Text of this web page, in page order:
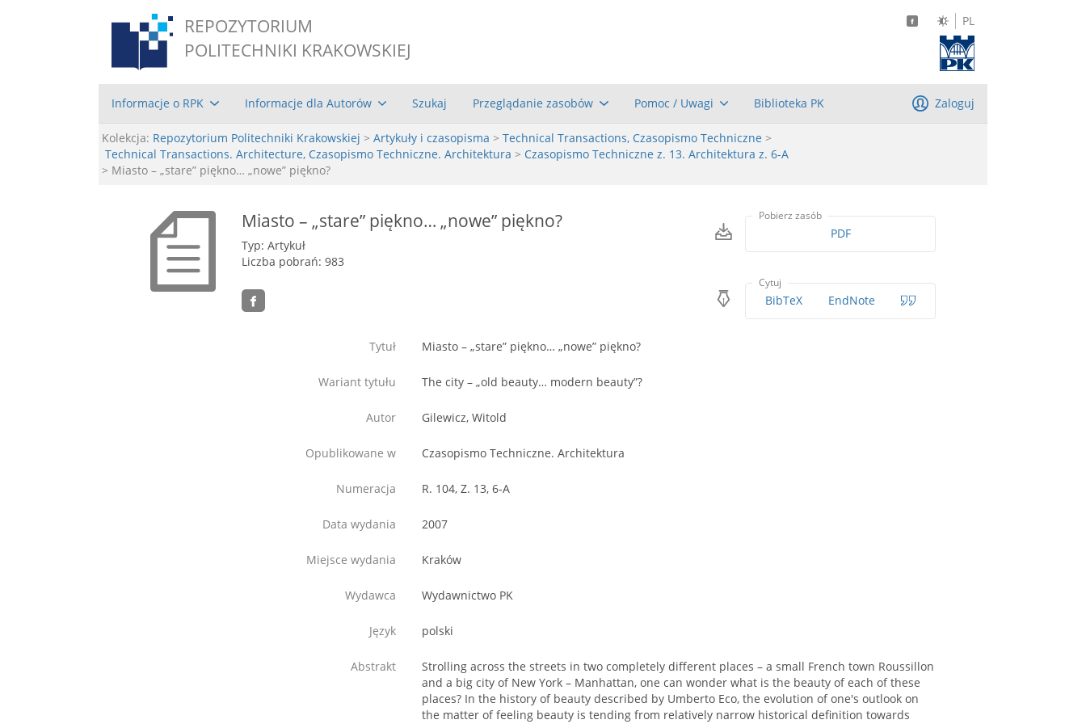
REPOZYTORIUM
POLITECHNIKI KRAKOWSKIEJ
PL
Informacje o RPK Informacje dla Autorów Szukaj Przeglądanie zasobów Pomoc / Uwagi Biblioteka PK Zaloguj
Kolekcja: Repozytorium Politechniki Krakowskiej > Artykuły i czasopisma > Technical Transactions, Czasopismo Techniczne >
Technical Transactions. Architecture, Czasopismo Techniczne. Architektura > Czasopismo Techniczne z. 13. Architektura z. 6-A
> Miasto – „stare” piękno… „nowe” piękno?
Miasto – „stare” piękno… „nowe” piękno?
Typ: Artykuł
Liczba pobrań: 983
Pobierz zasób
PDF
Cytuj
BibTeX EndNote
Tytuł Miasto – „stare” piękno… „nowe” piękno?
Wariant tytułu The city – „old beauty… modern beauty”?
Autor Gilewicz, Witold
Opublikowane w Czasopismo Techniczne. Architektura
Numeracja R. 104, Z. 13, 6-A
Data wydania 2007
Miejsce wydania Kraków
Wydawca Wydawnictwo PK
Język polski
Abstrakt
Strolling across the streets in two completely different places – a small French town Roussillon
and a big city of New York – Manhattan, one can wonder what is the beauty of each of these
places? In the history of beauty described by Umberto Eco, the evolution of one's outlook on
the matter of feeling beauty is tending from relatively narrow historical definition towards